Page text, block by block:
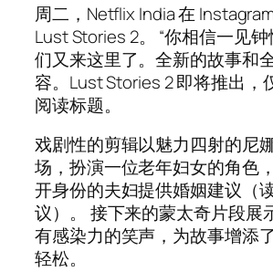
周二，Netflix India 在
Lust Stories 2。 “你相信一见
们又来这里了。全新的故事和
容。Lust Stories 2 即将推出，
阅读标题。
戏剧性的剪辑以魅力四射的尼
场，扮演一位老年妇女的角色
开身份的夫妇提供婚姻建议（
议）。 接下来的蒙太奇片段展
有感染力的笑声，为故事增添
轻松。